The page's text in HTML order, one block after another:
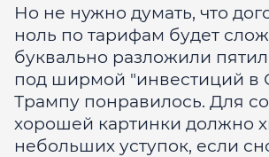
Но не нужно думать, что
ноль по тарифам будет
буквально разложили
под ширмой "инвестиций в
Трампу понравилось. Для
хорошей картинки должно
небольших уступок, если